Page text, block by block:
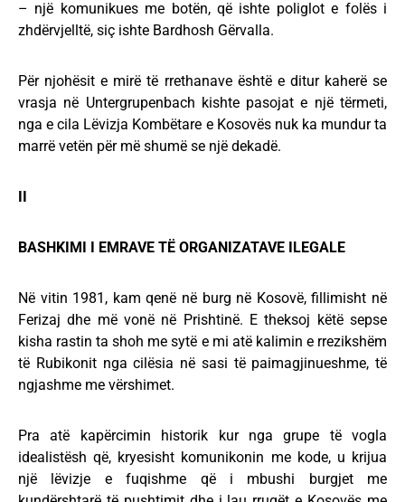
– një komunikues me botën, që ishte poliglot e folës i
zhdërvjelltë, siç ishte Bardhosh Gërvalla.
Për njohësit e mirë të rrethanave është e ditur kaherë se
vrasja në Untergrupenbach kishte pasojat e një tërmeti,
nga e cila Lëvizja Kombëtare e Kosovës nuk ka mundur ta
marrë vetën për më shumë se një dekadë.
BASHKIMI I EMRAVE TË ORGANIZATAVE ILEGALE
Në vitin 1981, kam qenë në burg në Kosovë, fillimisht në
Ferizaj dhe më vonë në Prishtinë. E theksoj këtë sepse
kisha rastin ta shoh me sytë e mi atë kalimin e rrezikshëm
të Rubikonit nga cilësia në sasi të paimagjinueshme, të
ngjashme me vërshimet.
Pra atë kapërcimin historik kur nga grupe të vogla
idealistësh që, kryesisht komunikonin me kode, u krijua
një lëvizje e fuqishme që i mbushi burgjet me